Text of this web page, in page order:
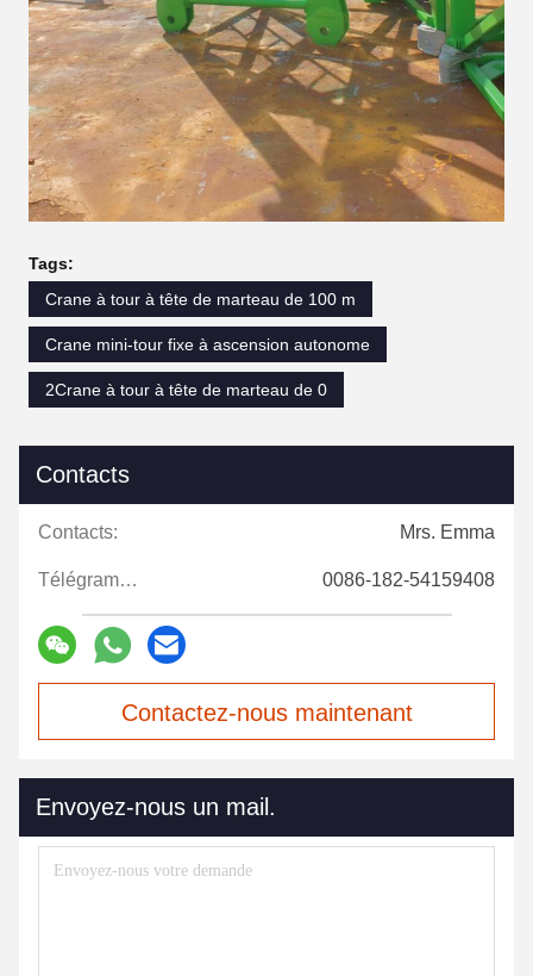
Tags:
Crane à tour à tête de marteau de 100 m
Crane mini-tour fixe à ascension autonome
2Crane à tour à tête de marteau de 0
Contacts
Contacts: Mrs. Emma
Télégramme: 0086-182-54159408
Contactez-nous maintenant
Envoyez-nous un mail.